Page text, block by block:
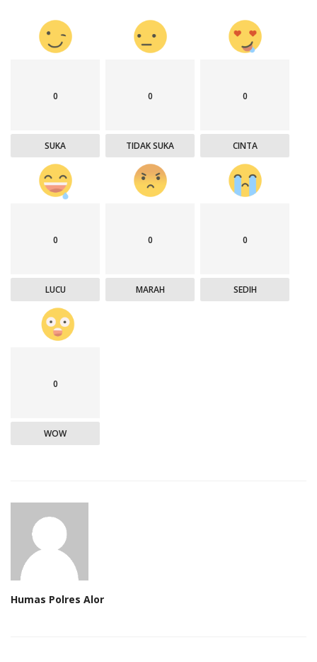
0
SUKA
0
TIDAK SUKA
0
CINTA
0
LUCU
0
MARAH
0
SEDIH
0
WOW
Humas Polres Alor